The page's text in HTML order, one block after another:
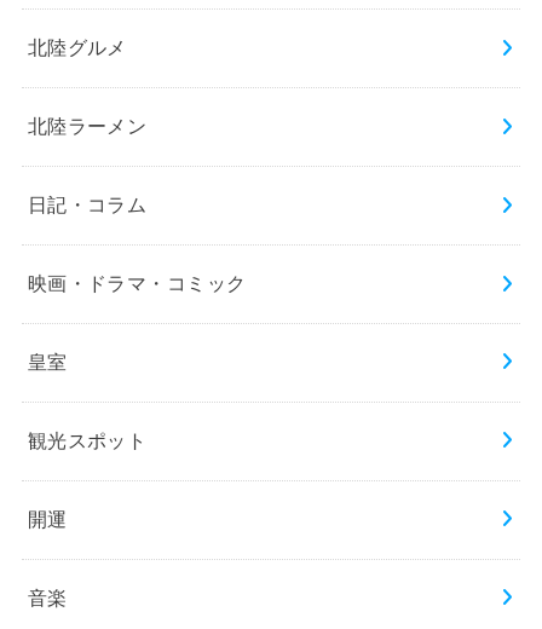
北陸グルメ
北陸ラーメン
日記・コラム
映画・ドラマ・コミック
皇室
観光スポット
開運
音楽